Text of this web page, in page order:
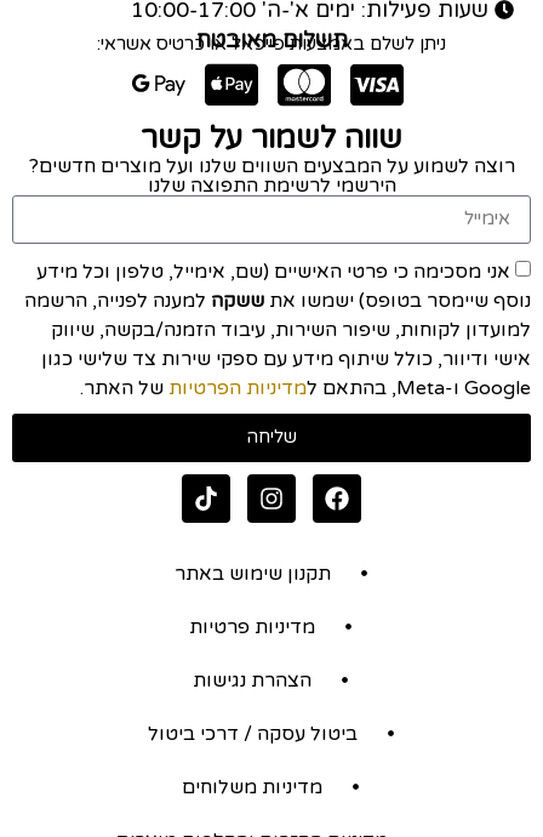
שעות פעילות: ימים א'-ה' 10:00-17:00
תשלום מאובטח
ניתן לשלם באמצעות פייפאל או כרטיס אשראי:
שווה לשמור על קשר
רוצה לשמוע על המבצעים השווים שלנו ועל מוצרים חדשים?
הירשמי לרשימת התפוצה שלנו
אני מסכימה כי פרטי האישיים (שם, אימייל, טלפון וכל מידע
נוסף שיימסר בטופס) ישמשו את ששקה למענה לפנייה, הרשמה
למועדון לקוחות, שיפור השירות, עיבוד הזמנה/בקשה, שיווק
אישי ודיוור, כולל שיתוף מידע עם ספקי שירות צד שלישי כגון
Google ו-Meta, בהתאם ל
מדיניות הפרטיות של האתר.
שליחה
תקנון שימוש באתר
מדיניות פרטיות
הצהרת נגישות
ביטול עסקה / דרכי ביטול
מדיניות משלוחים